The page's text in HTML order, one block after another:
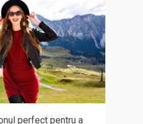
perfect pentru a